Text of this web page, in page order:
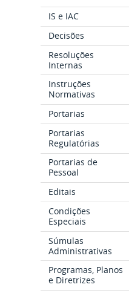
IS e IAC
Decisões
Resoluções
Internas
Instruções
Normativas
Portarias
Portarias
Regulatórias
Portarias de
Pessoal
Editais
Condições
Especiais
Súmulas
Administrativas
Programas, Planos
e Diretrizes